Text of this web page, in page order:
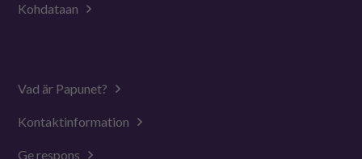
Kohdataan
Vad är Papunet?
Kontaktinformation
Ge respons